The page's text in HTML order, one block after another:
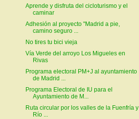
Aprende y disfruta del cicloturismo y el
caminar
Adhesión al proyecto "Madrid a pie,
camino seguro ...
No tires tu bici vieja
Vía Verde del arroyo Los Migueles en
Rivas
Programa electoral PM+J al ayuntamiento
de Madrid ...
Programa Electoral de IU para el
Ayuntamiento de M...
Ruta circular por los valles de la Fuenfría y
Río ...